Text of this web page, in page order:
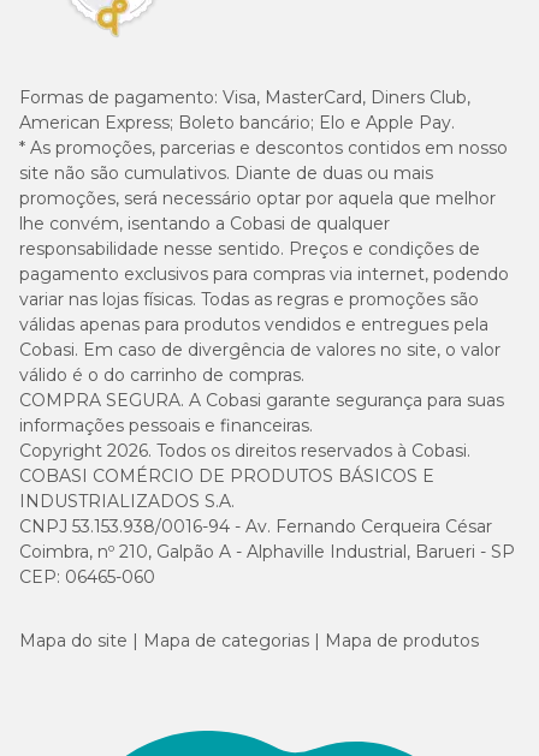
Formas de pagamento: Visa, MasterCard, Diners Club,
American Express; Boleto bancário; Elo e Apple Pay.
* As promoções, parcerias e descontos contidos em nosso
site não são cumulativos. Diante de duas ou mais
promoções, será necessário optar por aquela que melhor
lhe convém, isentando a Cobasi de qualquer
responsabilidade nesse sentido. Preços e condições de
pagamento exclusivos para compras via internet, podendo
variar nas lojas físicas. Todas as regras e promoções são
válidas apenas para produtos vendidos e entregues pela
Cobasi. Em caso de divergência de valores no site, o valor
válido é o do carrinho de compras.
COMPRA SEGURA. A Cobasi garante segurança para suas
informações pessoais e financeiras.
Copyright 2026. Todos os direitos reservados à Cobasi.
COBASI COMÉRCIO DE PRODUTOS BÁSICOS E
INDUSTRIALIZADOS S.A.
CNPJ 53.153.938/0016-94 - Av. Fernando Cerqueira César
Coimbra, nº 210, Galpão A - Alphaville Industrial, Barueri - SP
CEP: 06465-060
Mapa do site Mapa de categorias Mapa de produtos